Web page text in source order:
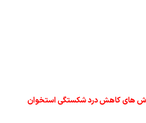
های کاهش درد شکستگی استخوان